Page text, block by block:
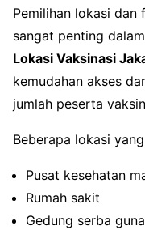
Pemilihan lokasi dan
sangat penting
Lokasi Vaksinasi
kemudahan akses
jumlah peserta
Beberapa lokasi
Pusat kesehatan
Rumah sakit
Gedung serba guna